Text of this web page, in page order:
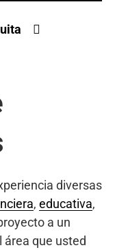
diversas
, educativa,
a un
área que usted